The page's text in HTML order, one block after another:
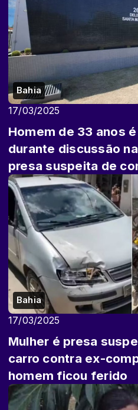
Bahia
17/03/2025
Homem de 33 anos
durante discussão
presa suspeita de
Bahia
17/03/2025
Mulher é presa
carro contra ex-
homem ficou ferido